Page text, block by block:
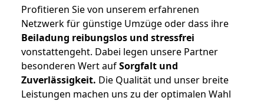
Profitieren Sie von unserem erfahrenen
Netzwerk für günstige Umzüge oder dass ihre
Beiladung reibungslos und stressfrei
vonstattengeht. Dabei legen unsere Partner
besonderen Wert aufSorgfalt und
Zuverlässigkeit. Die Qualität und unser breite
Leistungen machen uns zu der optimalen Wahl